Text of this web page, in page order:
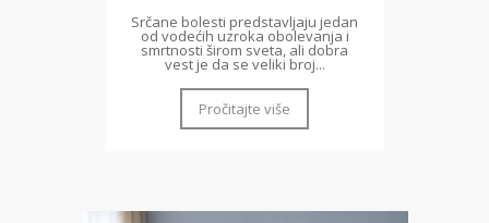
Srčane bolesti predstavljaju jedan
od vodećih uzroka obolevanja i
smrtnosti širom sveta, ali dobra
vest je da se veliki broj...
Pročitajte više